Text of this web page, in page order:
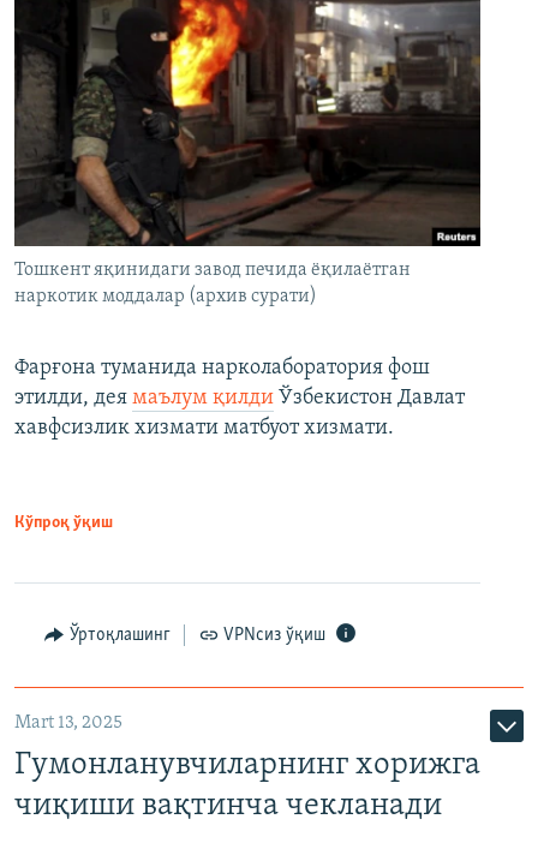
Тошкент яқинидаги завод печида ёқилаётган
наркотик моддалар (архив сурати)
Фарғона туманида нарколаборатория фош
этилди, дея маълум қилди Ўзбекистон Давлат
хавфсизлик хизмати матбуот хизмати.
Кўпроқ ўқиш
Ўртоқлашинг VPNсиз ўқиш
Mart 13, 2025
Гумонланувчиларнинг хорижга
чиқиши вақтинча чекланади